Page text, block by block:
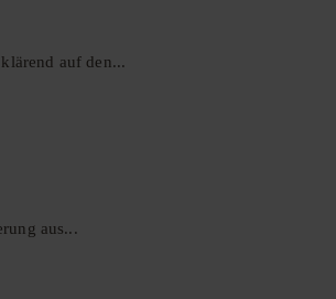
auf den...
aus...